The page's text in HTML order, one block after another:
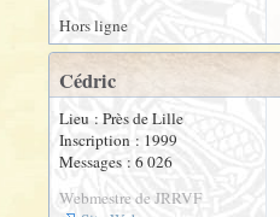
Hors ligne
Cédric
Lieu : Près de Lille
Inscription : 1999
Messages : 6 026
Webmestre de JRRVF